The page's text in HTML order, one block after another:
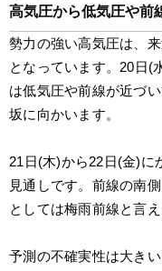
高気圧から低気圧や前
勢力の強い高気圧は、
となっています。20日(
は低気圧や前線が近づ
坂に向かいます。
21日(木)から22日(金)に
見通しです。前線の南
としては梅雨前線と言え
予測の不確実性は大き